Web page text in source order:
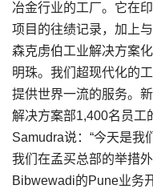
冶金行业的工厂。它在
项目的往绩记录，加上
森克虏伯工业解决方案
明珠。我们超现代化的
提供世界一流的服务。
解决方案部1,400名员工
Samudra说：“今天是我
我们在孟买总部的举措
Bibwewadi的Pune业务